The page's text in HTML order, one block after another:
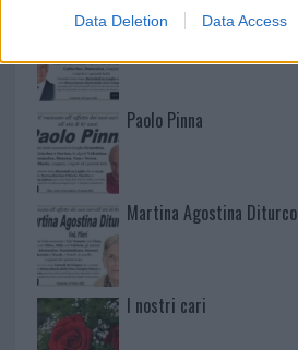
Data Deletion Data Access
Mario Malu
Paolo Pinna
Martina Agostina Diturco
I nostri cari